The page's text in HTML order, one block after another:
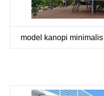
model kanopi